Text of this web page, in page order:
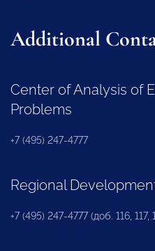
Additional
Center of Analysis of
Problems
+7 (495) 247-4777
Regional
+7 (495) 247-4777 (доб. 116, 117,